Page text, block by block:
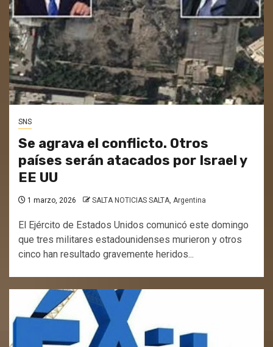
SNS
Se agrava el conflicto. Otros
países serán atacados por Israel y
EE UU
1 marzo, 2026 SALTA NOTICIAS SALTA, Argentina
El Ejército de Estados Unidos comunicó este domingo
que tres militares estadounidenses murieron y otros
cinco han resultado gravemente heridos...